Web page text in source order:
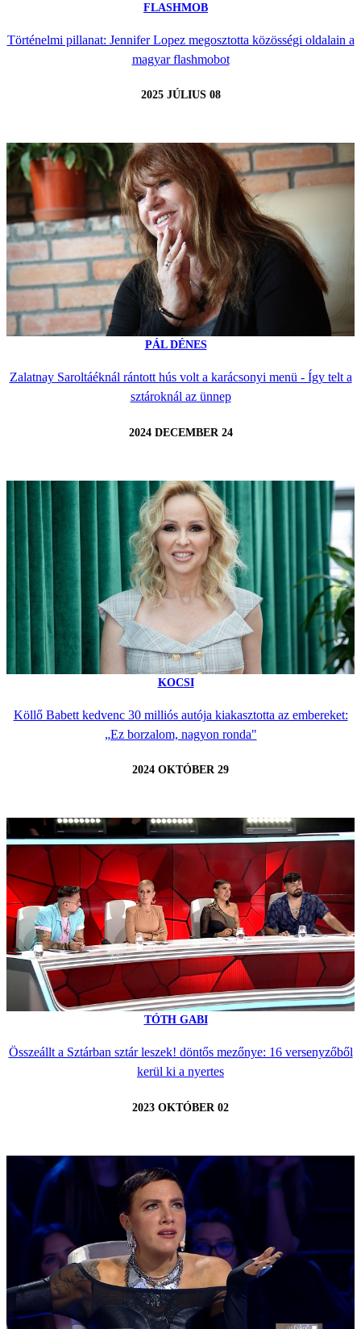
FLASHMOB
Történelmi pillanat: Jennifer Lopez megosztotta közösségi oldalain a
magyar flashmobot
2025 JÚLIUS 08
PÁL DÉNES
Zalatnay Saroltáéknál rántott hús volt a karácsonyi menü - Így telt a
sztároknál az ünnep
2024 DECEMBER 24
KOCSI
Köllő Babett kedvenc 30 milliós autója kiakasztotta az embereket:
„Ez borzalom, nagyon ronda"
2024 OKTÓBER 29
TÓTH GABI
Összeállt a Sztárban sztár leszek! döntős mezőnye: 16 versenyzőből
kerül ki a nyertes
2023 OKTÓBER 02